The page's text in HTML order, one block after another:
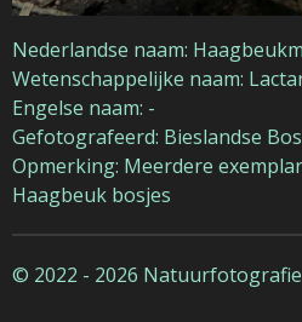
Nederlandse naam:
Wetenschappelijke naam:
Engelse naam: -
Gefotografeerd: Bieslandse
Opmerking: Meerdere
Haagbeuk bosjes
© 2022 - 2026 Natuurfotografie